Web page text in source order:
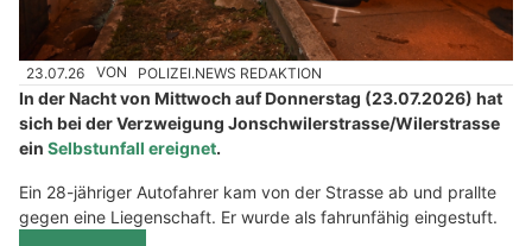
23.07.26 VON POLIZEI.NEWS REDAKTION
In der Nacht von Mittwoch auf Donnerstag (23.07.2026) hat
sich bei der Verzweigung Jonschwilerstrasse/Wilerstrasse
ein Selbstunfall ereignet.
Ein 28-jähriger Autofahrer kam von der Strasse ab und prallte
gegen eine Liegenschaft. Er wurde als fahrunfähig eingestuft.